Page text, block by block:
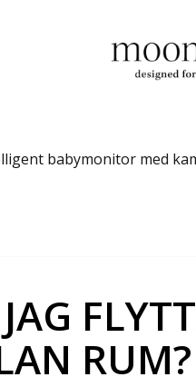
babymonitor med
RUM?